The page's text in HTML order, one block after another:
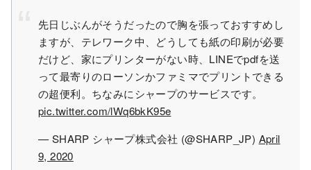
先日じぶんがそうだったので胸を張っておすすめし
ますが、テレワーク中、どうしても紙の印刷が必要
だけど、家にプリンターがない時、LINEでpdfを送
って最寄りのローソンかファミマでプリントできる
の超便利。ちなみにシャープのサービスです。
pic.twitter.com/lWq6bkK95e
— SHARP シャープ株式会社 (@SHARP_JP) April
9, 2020